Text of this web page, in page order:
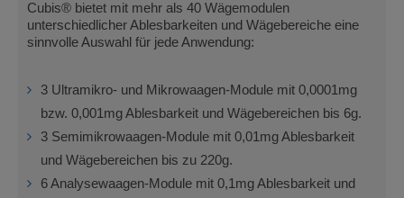
Cubis® bietet mit mehr als 40 Wägemodulen
unterschiedlicher Ablesbarkeiten und Wägebereiche eine
sinnvolle Auswahl für jede Anwendung:
3 Ultramikro- und Mikrowaagen-Module mit 0,0001mg
bzw. 0,001mg Ablesbarkeit und Wägebereichen bis 6g.
3 Semimikrowaagen-Module mit 0,01mg Ablesbarkeit
und Wägebereichen bis zu 220g.
6 Analysewaagen-Module mit 0,1mg Ablesbarkeit und